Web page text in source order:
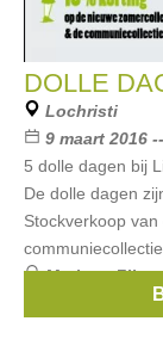
DOLLE
Lochristi
9 maart 2016
5 dolle dagen bij
De dolle dagen
Stockverkoop
Merken:Filou
,